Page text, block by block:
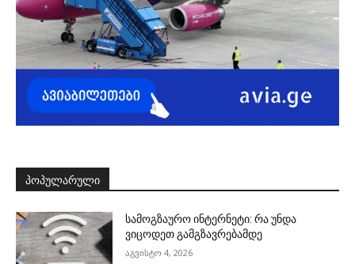
ᲞᲝᲞᲣᲚᲐᲠᲣᲚᲘ
სამოგზაურო ინტერნეტი: რა უნდა
ვიცოდეთ გამგზავრებამდე
აგვისტო 4, 2026